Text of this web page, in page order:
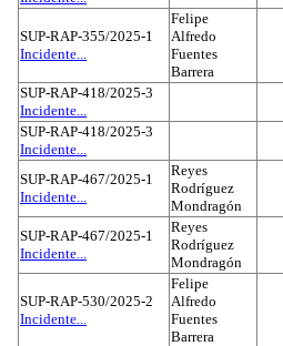
SUP-RAP-355/2025-1
Incidente...
Felipe
Alfredo
Fuentes
Barrera
SUP-RAP-418/2025-3
Incidente...
SUP-RAP-418/2025-3
Incidente...
SUP-RAP-467/2025-1
Incidente...
Reyes
Rodríguez
Mondragón
SUP-RAP-467/2025-1
Incidente...
Reyes
Rodríguez
Mondragón
SUP-RAP-530/2025-2
Incidente...
Felipe
Alfredo
Fuentes
Barrera